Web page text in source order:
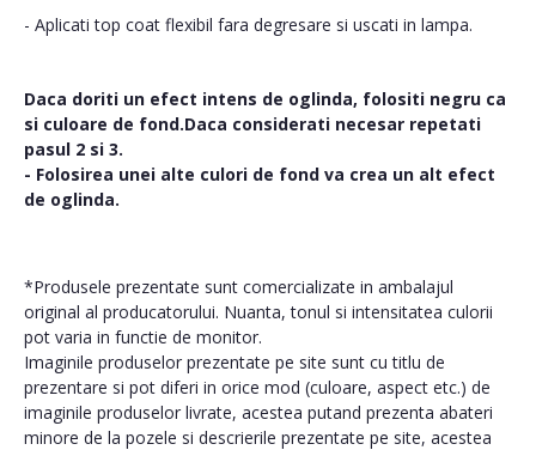
- Aplicati top coat flexibil fara degresare si uscati in lampa.
Daca doriti un efect intens de oglinda, folositi negru ca
si culoare de fond.Daca considerati necesar repetati
pasul 2 si 3.
- Folosirea unei alte culori de fond va crea un alt efect
de oglinda.
*Produsele prezentate sunt comercializate in ambalajul
original al producatorului. Nuanta, tonul si intensitatea culorii
pot varia in functie de monitor.
Imaginile produselor prezentate pe site sunt cu titlu de
prezentare si pot diferi in orice mod (culoare, aspect etc.) de
imaginile produselor livrate, acestea putand prezenta abateri
minore de la pozele si descrierile prezentate pe site, acestea